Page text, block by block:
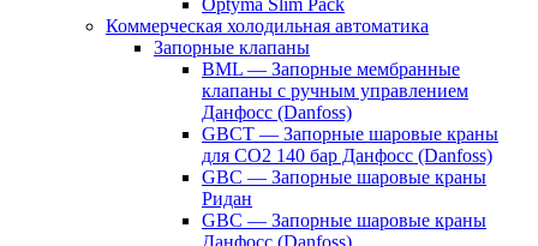
Optyma Slim Pack
Коммерческая холодильная автоматика
Запорные клапаны
BML — Запорные мембранные
клапаны с ручным управлением
Данфосс (Danfoss)
GBCT — Запорные шаровые краны
для CO2 140 бар Данфосс (Danfoss)
GBC — Запорные шаровые краны
Ридан
GBC — Запорные шаровые краны
Данфосс (Danfoss)